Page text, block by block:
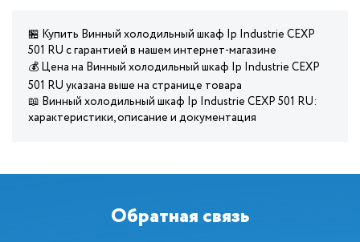
🏪 Купить Винный холодильный шкаф Ip Industrie CEXP
501 RU с гарантией в нашем интернет-магазине
💰 Цена на Винный холодильный шкаф Ip Industrie CEXP
501 RU указана выше на странице товара
📖 Винный холодильный шкаф Ip Industrie CEXP 501 RU:
характеристики, описание и документация
Обратная связь